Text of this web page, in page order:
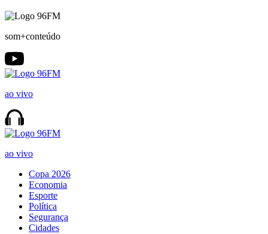
som+conteúdo
ao vivo
ao vivo
Copa 2026
Economia
Esporte
Política
Segurança
Cidades